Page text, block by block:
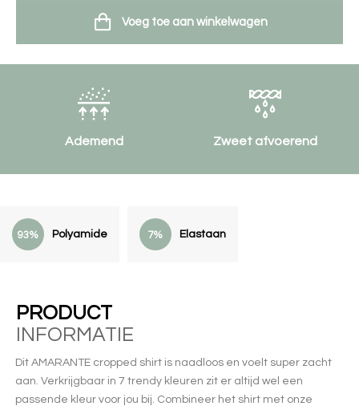
Voeg toe aan winkelwagen
93% Polyamide 7% Elastaan
PRODUCT
INFORMATIE
Dit AMARANTE cropped shirt is naadloos en voelt super zacht
aan. Verkrijgbaar in 7 trendy kleuren zit er altijd wel een
passende kleur voor jou bij. Combineer het shirt met onze
Ademend Zweet afvoerend